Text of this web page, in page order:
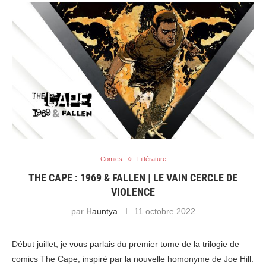
Comics Littérature
THE CAPE : 1969 & FALLEN | LE VAIN CERCLE DE
VIOLENCE
par Hauntya 11 octobre 2022
Début juillet, je vous parlais du premier tome de la trilogie de
comics The Cape, inspiré par la nouvelle homonyme de Joe Hill.